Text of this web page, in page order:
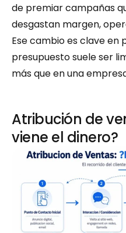
de premiar campañas
desgastan margen,
Ese cambio es clave en
presupuesto suele ser
más que en una
Atribución de
viene el dinero?